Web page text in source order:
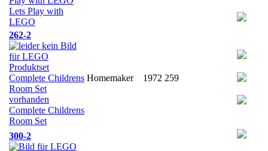
Lets Play with
LEGO
262-2
Complete Childrens
Room Set
Homemaker 1972 259
300-2